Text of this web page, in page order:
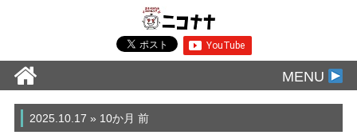
MENU
2025.10.17 » 10か月 前